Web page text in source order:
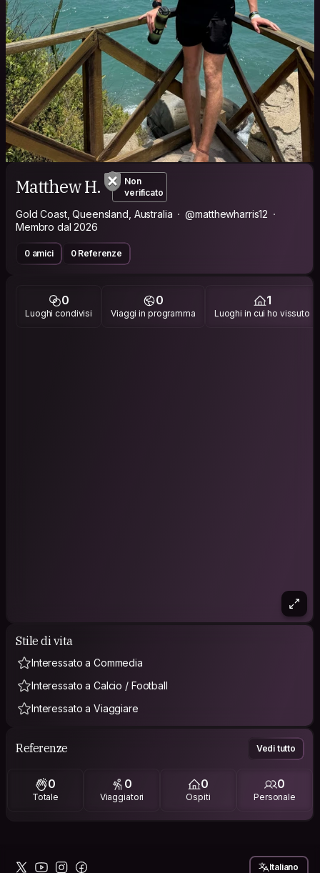
Matthew H.
Non
verificato
Gold Coast, Queensland, Australia
@matthewharris12
Membro dal 2026
0 amici 0 Referenze
0
Luoghi condivisi
0
Viaggi in programma
1
Luoghi in cui ho vissuto
Stile di vita
Interessato a Commedia
Interessato a Calcio / Football
Interessato a Viaggiare
Referenze Vedi tutto
0
Totale
0
Viaggiatori
0
Ospiti
0
Personale
Italiano